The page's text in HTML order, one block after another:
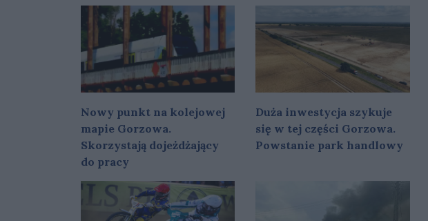
Nowy punkt na kolejowej
mapie Gorzowa.
Skorzystają dojeżdżający
do pracy
Duża inwestycja szykuje
się w tej części Gorzowa.
Powstanie park handlowy